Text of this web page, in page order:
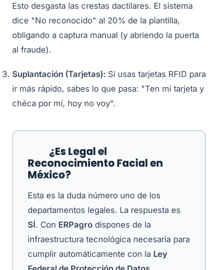
Esto desgasta las crestas dactilares. El sistema
dice "No reconocido" al 20% de la plantilla,
obligando a captura manual (y abriendo la puerta
al fraude).
Suplantación (Tarjetas): Si usas tarjetas RFID para
ir más rápido, sabes lo que pasa: "Ten mi tarjeta y
chéca por mí, hoy no voy".
¿Es Legal el
Reconocimiento Facial en
México?
Esta es la duda número uno de los
departamentos legales. La respuesta es
SÍ. Con ERPagro dispones de la
infraestructura tecnológica necesaria para
cumplir automáticamente con la Ley